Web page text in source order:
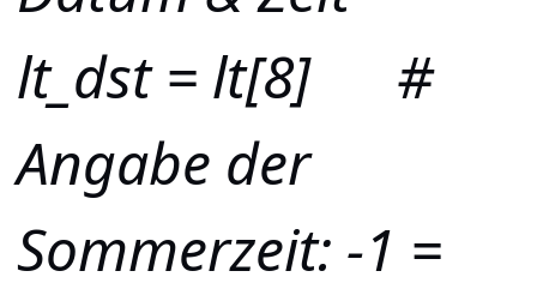
lt_dst = lt[8] #
Angabe der
Sommerzeit: -1 =